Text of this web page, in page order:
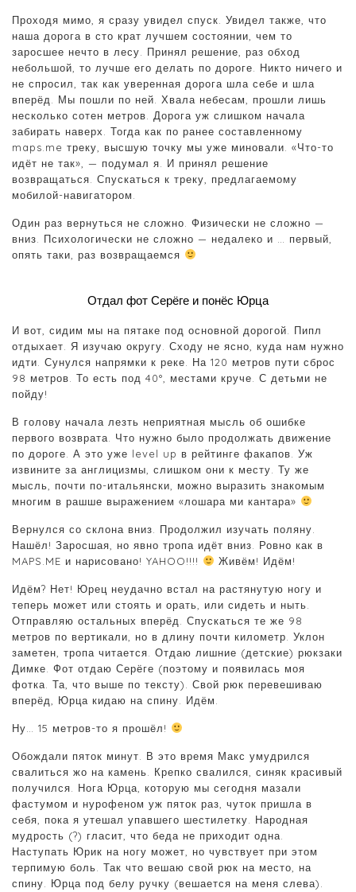
Проходя мимо, я сразу увидел спуск. Увидел также, что
наша дорога в сто крат лучшем состоянии, чем то
заросшее нечто в лесу. Принял решение, раз обход
небольшой, то лучше его делать по дороге. Никто ничего и
не спросил, так как уверенная дорога шла себе и шла
вперёд. Мы пошли по ней. Хвала небесам, прошли лишь
несколько сотен метров. Дорога уж слишком начала
забирать наверх. Тогда как по ранее составленному
maps.me треку, высшую точку мы уже миновали. «Что-то
идёт не так», — подумал я. И принял решение
возвращаться. Спускаться к треку, предлагаемому
мобилой-навигатором.
Один раз вернуться не сложно. Физически не сложно —
вниз. Психологически не сложно — недалеко и … первый,
опять таки, раз возвращаемся
Отдал фот Серёге и понёс Юрца
И вот, сидим мы на пятаке под основной дорогой. Пипл
отдыхает. Я изучаю округу. Сходу не ясно, куда нам нужно
идти. Сунулся напрямки к реке. На 120 метров пути сброс
98 метров. То есть под 40°, местами круче. С детьми не
пойду!
В голову начала лезть неприятная мысль об ошибке
первого возврата. Что нужно было продолжать движение
по дороге. А это уже level up в рейтинге факапов. Уж
извините за англицизмы, слишком они к месту. Ту же
мысль, почти по-итальянски, можно выразить знакомым
многим в рашше выражением «лошара ми кантара»
Вернулся со склона вниз. Продолжил изучать поляну.
Нашёл! Заросшая, но явно тропа идёт вниз. Ровно как в
MAPS.ME и нарисовано! YAHOO!!!!
Живём! Идём!
Идём? Нет! Юрец неудачно встал на растянутую ногу и
теперь может или стоять и орать, или сидеть и ныть.
Отправляю остальных вперёд. Спускаться те же 98
метров по вертикали, но в длину почти километр. Уклон
заметен, тропа читается. Отдаю лишние (детские) рюкзаки
Димке. Фот отдаю Серёге (поэтому и появилась моя
фотка. Та, что выше по тексту). Свой рюк перевешиваю
вперёд, Юрца кидаю на спину. Идём.
Ну… 15 метров-то я прошёл!
Обождали пяток минут. В это время Макс умудрился
свалиться жо на камень. Крепко свалился, синяк красивый
получился. Нога Юрца, которую мы сегодня мазали
фастумом и нурофеном уж пяток раз, чуток пришла в
себя, пока я утешал упавшего шестилетку. Народная
мудрость (?) гласит, что беда не приходит одна.
Наступать Юрик на ногу может, но чувствует при этом
терпимую боль. Так что вешаю свой рюк на место, на
спину. Юрца под белу ручку (вешается на меня слева).